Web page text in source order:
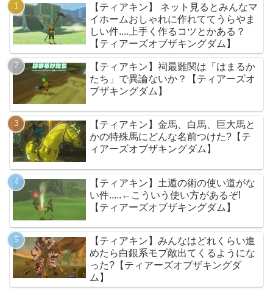
【ティアキン】 ネット見るとみんなマ
イホームおしゃれに作れててうらやま
しい件....上手く作るコツとかある？
【ティアーズオブザキングダム】
【ティアキン】祠最難関は「はまるか
たち」で異論ないか？【ティアーズオ
ブザキングダム】
【ティアキン】金馬、白馬、巨大馬と
かの特殊馬にどんな名前つけた?【テ
ィアーズオブザキングダム】
【ティアキン】土遁の術の使い道がな
い件.....←こういう使い方があるぞ!
【ティアーズオブザキングダム】
【ティアキン】みんなはどれくらい進
めたら白銀系モブ敵出てくるようにな
った?【ティアーズオブザキングダ
ム】